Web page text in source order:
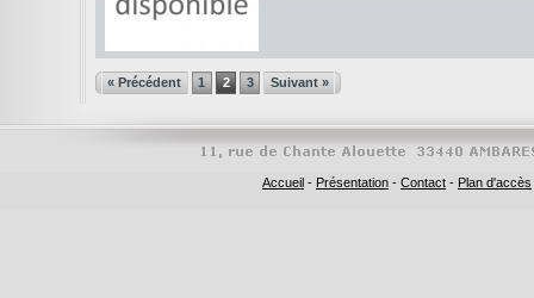
« Précédent 1 2 3 Suivant »
Accueil - Présentation - Contact - Plan d'accès